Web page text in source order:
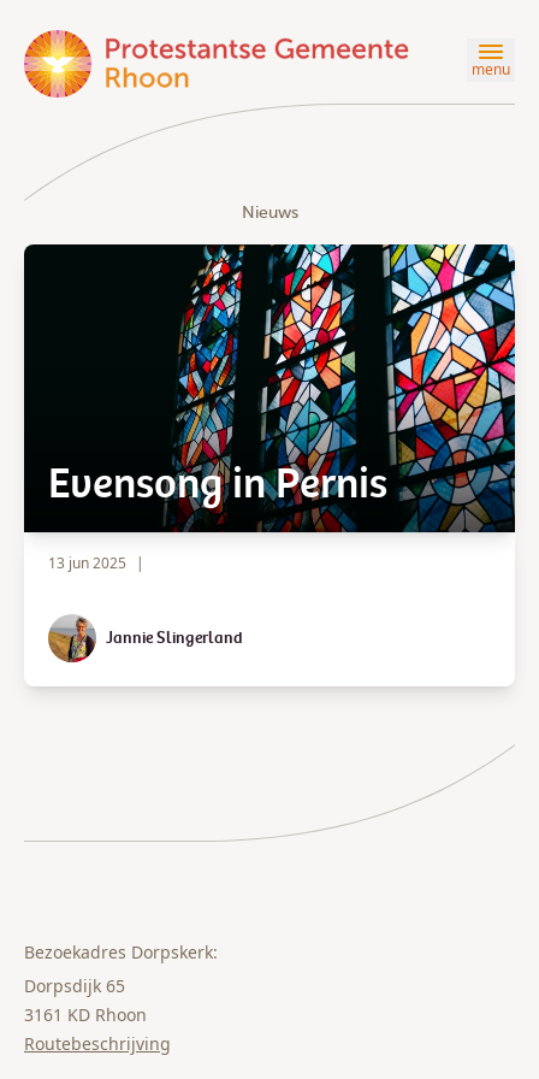
menu
Nieuws
Evensong in Pernis
13 jun 2025 |
Jannie Slingerland
Bezoekadres Dorpskerk:
Dorpsdijk 65
3161 KD Rhoon
Routebeschrijving